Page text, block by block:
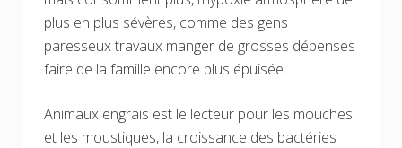
plus en plus sévères, comme des gens
paresseux travaux manger de grosses dépenses
faire de la famille encore plus épuisée.
Animaux engrais est le lecteur pour les mouches
et les moustiques, la croissance des bactéries